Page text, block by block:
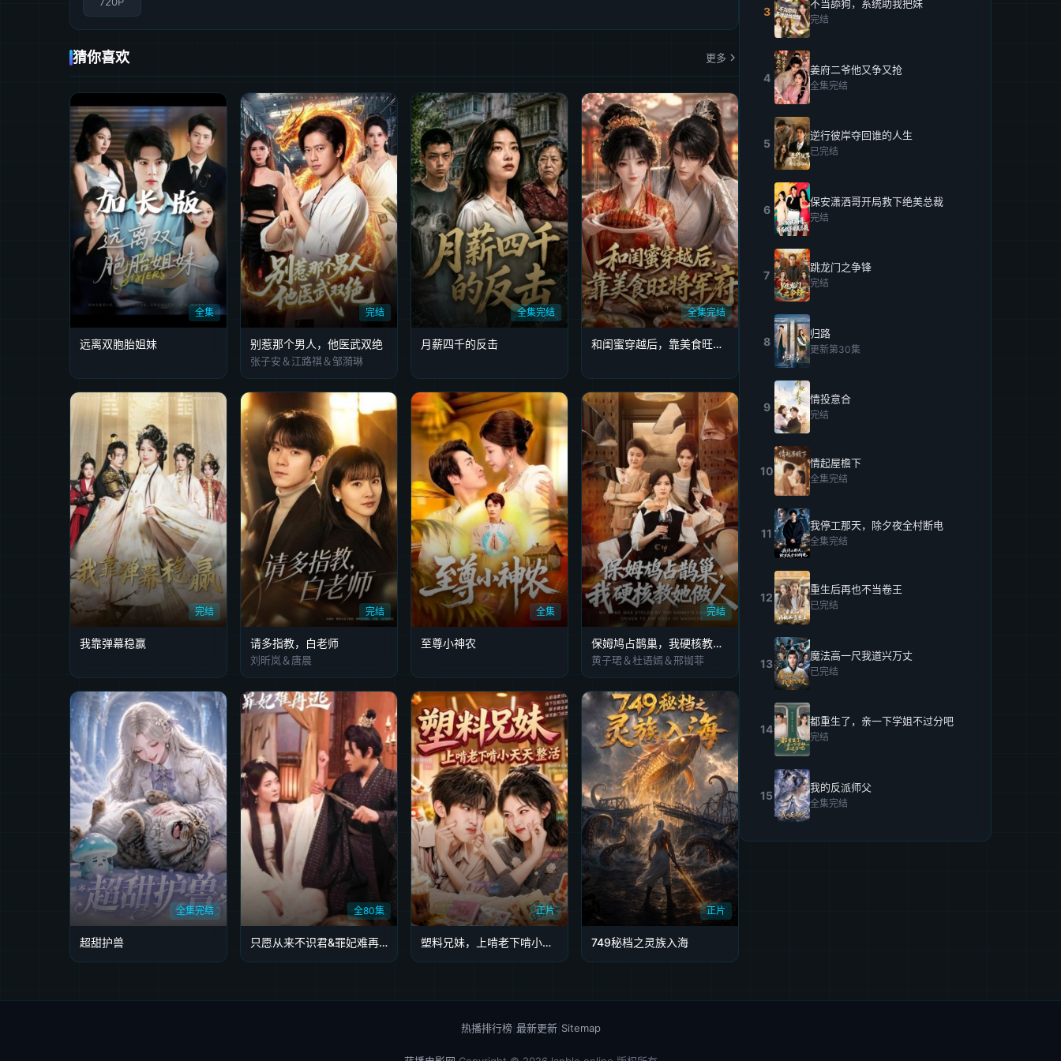
猜你喜欢 更多
全集
远离双胞胎姐妹
完结
别惹那个男人，他医武双绝
张子安＆江路祺＆邹漪琳
全集完结
月薪四千的反击
全集完结
和闺蜜穿越后，靠美食旺将军府
完结
我靠弹幕稳赢
完结
请多指教，白老师
刘昕岚＆唐晨
全集
至尊小神农
完结
保姆鸠占鹊巢，我硬核教她做人
黄子珺＆杜语嫣＆邢铷菲
全集完结
超甜护兽
全80集
只愿从来不识君&罪妃难再逃
正片
塑料兄妹，上啃老下啃小天天整活
正片
749秘档之灵族入海
3
不当舔狗，系统助我把妹
完结
4
姜府二爷他又争又抢
全集完结
5
逆行彼岸夺回谁的人生
已完结
6
保安潇洒哥开局救下绝美总裁
完结
7
跳龙门之争锋
完结
8
归路
更新第30集
9
情投意合
完结
10
情起屋檐下
全集完结
11
我停工那天，除夕夜全村断电
全集完结
12
重生后再也不当卷王
已完结
13
魔法高一尺我道兴万丈
已完结
14
都重生了，亲一下学姐不过分吧
完结
15
我的反派师父
全集完结
热播排行榜| 最新更新| Sitemap